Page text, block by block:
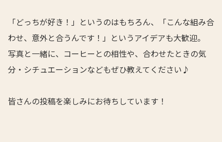
「どっちが好き！」というのはもちろん、「こんな組み合
わせ、意外と合うんです！」というアイデアも大歓迎。
写真と一緒に、コーヒーとの相性や、合わせたときの気
分・シチュエーションなどもぜひ教えてください♪
皆さんの投稿を楽しみにお待ちしています！